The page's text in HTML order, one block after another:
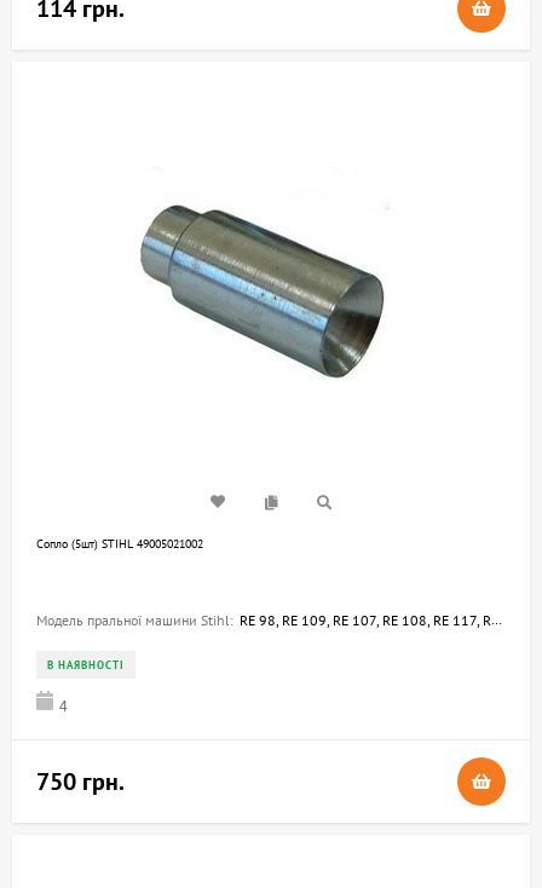
114 грн.
Сопло (5шт) STIHL 49005021002
Модель пральної машини Stihl: RE 98, RE 109, RE 107, RE 108, RE 117, RE 118, RE 119, RE 142, RE 143, RE 162, RE 163, RE 120, RE 90, RE 100, RE 110, RE 162 PLUS, RE 142 PLUS, RE 143 PLUS, RE 163 PLUS, RE 106 K, RE 116 K, RE 126 K, RE 129 PLUS, RE 128 PLUS, RE 127 PLUS, RE 130 PLUS, RE
В НАЯВНОСТІ
4
750 грн.